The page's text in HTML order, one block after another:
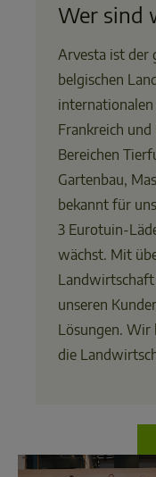
Wer sind
Arvesta ist der
belgischen
internationalen
Frankreich
Bereichen
Gartenbau,
bekannt für
3 Eurotuin-
wächst. Mit
unseren
Lösungen. Wir
die